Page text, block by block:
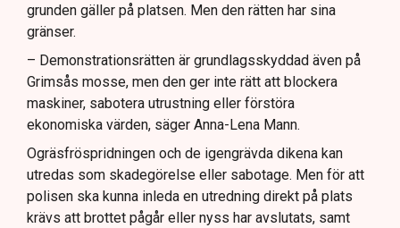
grunden gäller på platsen. Men den rätten har sina
gränser.
– Demonstrationsrätten är grundlagsskyddad även på
Grimsås mosse, men den ger inte rätt att blockera
maskiner, sabotera utrustning eller förstöra
ekonomiska värden, säger Anna-Lena Mann.
Ogräsfröspridningen och de igengrävda dikena kan
utredas som skadegörelse eller sabotage. Men för att
polisen ska kunna inleda en utredning direkt på plats
krävs att brottet pågår eller nyss har avslutats, samt